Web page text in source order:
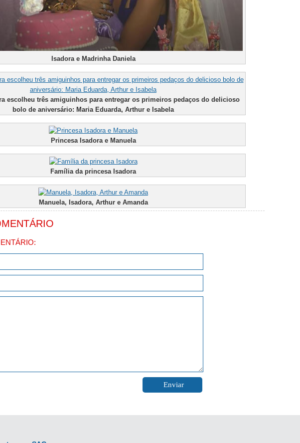
Isadora e Madrinha Daniela
escolheu três amiguinhos para entregar os primeiros pedaços do delicioso
bolo de aniversário: Maria Eduarda, Arthur e Isabela
Princesa Isadora e Manuela
Família da princesa Isadora
Manuela, Isadora, Arthur e Amanda